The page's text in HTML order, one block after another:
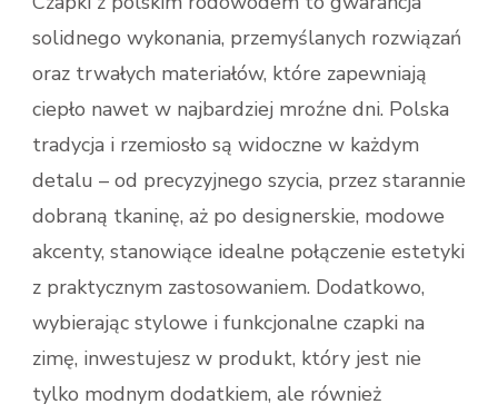
solidnego wykonania, przemyślanych rozwiązań
oraz trwałych materiałów, które zapewniają
ciepło nawet w najbardziej mroźne dni. Polska
tradycja i rzemiosło są widoczne w każdym
detalu – od precyzyjnego szycia, przez starannie
dobraną tkaninę, aż po designerskie, modowe
akcenty, stanowiące idealne połączenie estetyki
z praktycznym zastosowaniem. Dodatkowo,
wybierając stylowe i funkcjonalne czapki na
zimę, inwestujesz w produkt, który jest nie
tylko modnym dodatkiem, ale również